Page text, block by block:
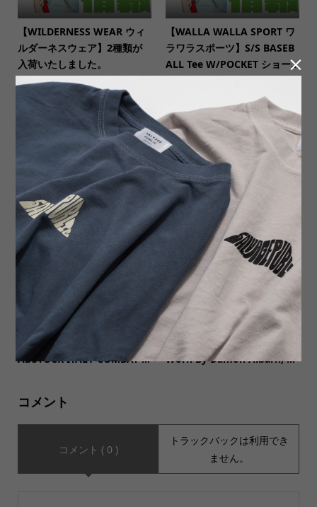
【WILDERNESS WEAR ウィ
ルダーネスウェア】2種類が
入荷いたしました。
【WALLA WALLA SPORT ワ
ラワラスポーツ】S/S BASEB
ALL Tee W/POCKET ショー...
【INDIAN JEWELRY インデ
ィアンジュエリー】Navajo t
wist wire ring Melanie Bit...
MOUNTAIN EQUIPMENT★
アスレジャーに最適なハイフ
ァンクションウェア
【MILITARY DEADSTOCK ミ
リタリーデッドストック】DE
ADSTOCK ITALY COMBAT ...
【MUSIC Tee(ミュージック
ティー)】California 86 (As
Worn By Damon Albarn, ...
コメント
コメント ( 0 )
トラックバックは利用でき
ません。
